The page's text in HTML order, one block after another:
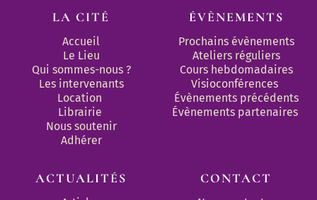
LA CITÉ
Accueil
Le Lieu
Qui sommes-nous ?
Les intervenants
Location
Librairie
Nous soutenir
Adhérer
ÉVÈNEMENTS
Prochains évènements
Ateliers réguliers
Cours hebdomadaires
Visioconférences
Évènements précédents
Évènements partenaires
ACTUALITÉS CONTACT